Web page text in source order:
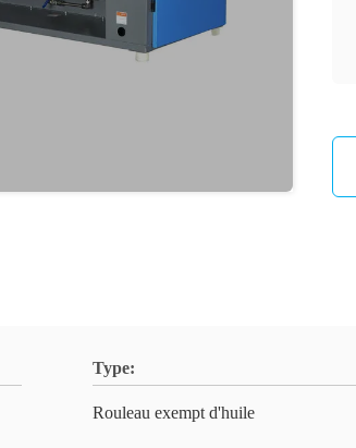
Type:
Rouleau exempt d'huile